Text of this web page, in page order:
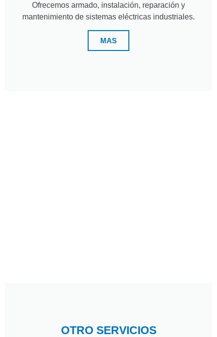
Ofrecemos armado, instalación, reparación y
mantenimiento de sistemas eléctricas industriales.
MAS
OTRO SERVICIOS